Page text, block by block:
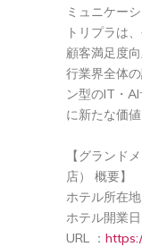
ミュニケー
トリプラは
顧客満足度
行業界全体
ン型のIT・
に新たな価値
【グランド
店） 概要】
ホテル所在
ホテル開業
URL ：